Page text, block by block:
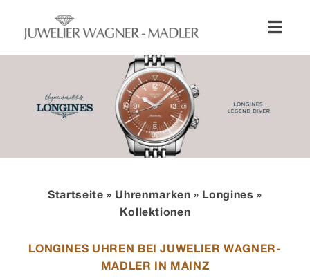
springen
Uhren
Schmuck
Wellendorff
Hochzeit
Startseite » Uhrenmarken » Longines »
Kollektionen
LONGINES UHREN BEI JUWELIER WAGNER-
MADLER IN MAINZ